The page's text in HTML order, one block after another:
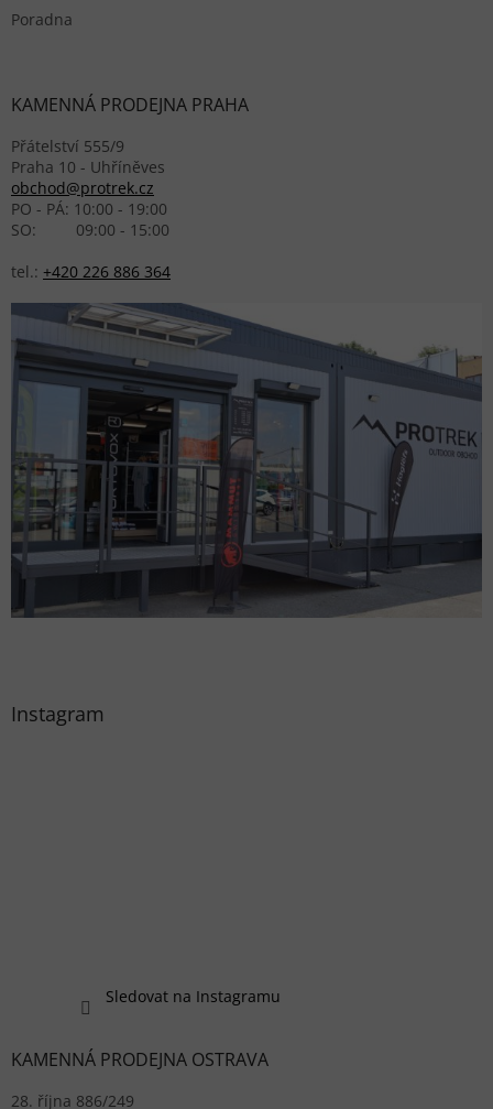
Poradna
KAMENNÁ PRODEJNA PRAHA
Přátelství 555/9
Praha 10 - Uhříněves
obchod@protrek.cz
PO - PÁ: 10:00 - 19:00
SO: 09:00 - 15:00
tel.: +420 226 886 364
Instagram
Sledovat na Instagramu
KAMENNÁ PRODEJNA OSTRAVA
28. října 886/249